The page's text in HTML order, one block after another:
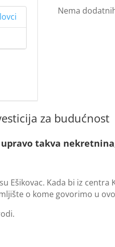
Nema
za budućnost
takva
Ešikovac. Kada bi iz centra
o kome govorimo u